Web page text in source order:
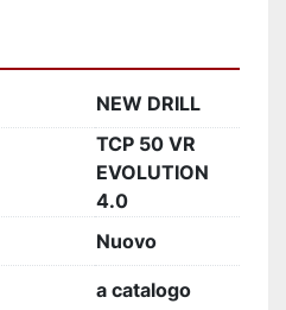
teleinvertitore a 24V
a led
elettromagnetica
Tempo mandrino on,
NEW DRILL
TCP 50 VR
EVOLUTION
4.0
Nuovo
a catalogo